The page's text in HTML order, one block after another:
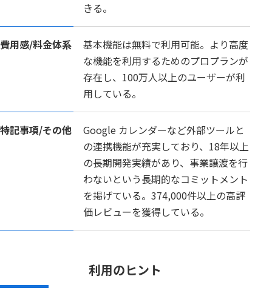
きる。
費用感/料金体系
基本機能は無料で利用可能。より高度
な機能を利用するためのプロプランが
存在し、100万人以上のユーザーが利
用している。
特記事項/その他
Google カレンダーなど外部ツールと
の連携機能が充実しており、18年以上
の長期開発実績があり、事業譲渡を行
わないという長期的なコミットメント
を掲げている。374,000件以上の高評
価レビューを獲得している。
利用のヒント